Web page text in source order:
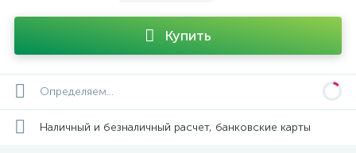
Купить
Определяем...
Наличный и безналичный расчет, банковские карты